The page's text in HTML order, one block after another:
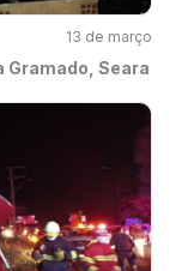
13 de março
Gramado, Seara